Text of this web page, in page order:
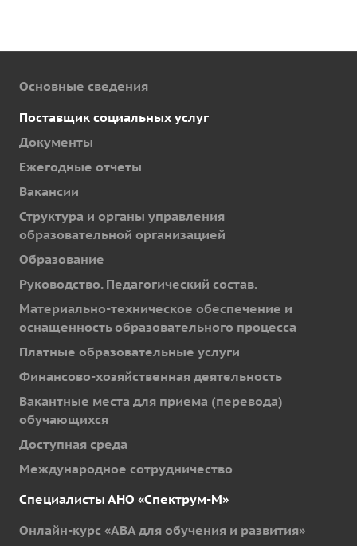
Основные сведения
Поставщик социальных услуг
Документы
Ежегодные отчеты
Вакансии
Структура и органы управления
образовательной организацией
Образование
Руководство. Педагогический состав.
Материально-техническое обеспечение и
оснащенность образовательного процесса
Платные образовательные услуги
Финансово-хозяйственная деятельность
Вакантные места для приема (перевода)
обучающихся
Доступная среда
Международное сотрудничество
Специалисты АНО «Спектрум-М»
Онлайн-курс «ABA для обучения и развития»